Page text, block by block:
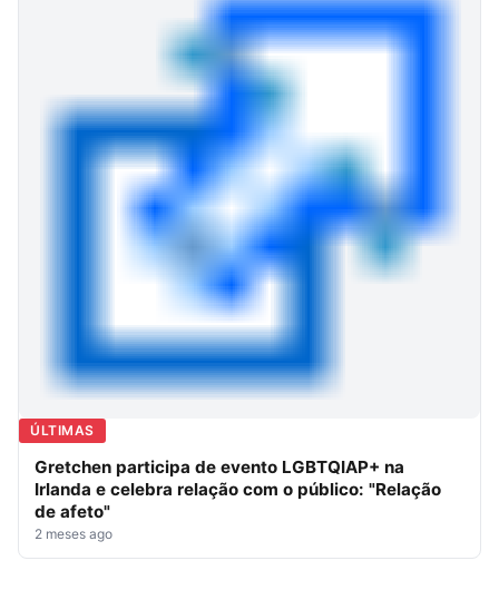
ÚLTIMAS
Gretchen participa de evento LGBTQIAP+ na
Irlanda e celebra relação com o público: "Relação
de afeto"
2 meses ago